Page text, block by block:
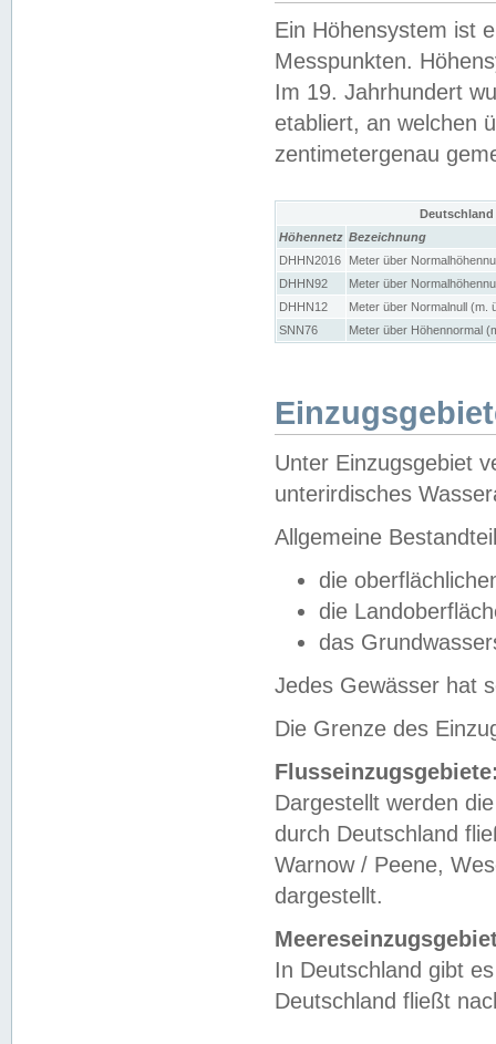
Ein Höhensystem ist
Messpunkten.
Im 19. Jahrhundert
etabliert, an welchen
zentimetergenau
Höhennetz Bezeichnung
DHHN2016
Meter über
DHHN92
Meter über
DHHN12
Meter über Normalnull (m.
SNN76
Meter über Höhennormal
Unter Einzugsgebiet
unterirdisches
Allgemeine
die
die
das
Jedes Gewässer hat
Die Grenze des
Dargestellt werden
durch Deutschland
Warnow / Peene,
dargestellt.
In Deutschland gibt
Deutschland fließt